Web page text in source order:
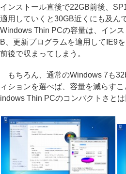
インストール直後で22GB前後、
適用していくと30GB近くにも及ん
Windows Thin PCの容量は、イン
B、更新プログラムを適用してIE9
前後で収まってしまう。
もちろん、通常のWindows 7も
ィションを選べば、容量を減らす
indows Thin PCのコンパクトさとは